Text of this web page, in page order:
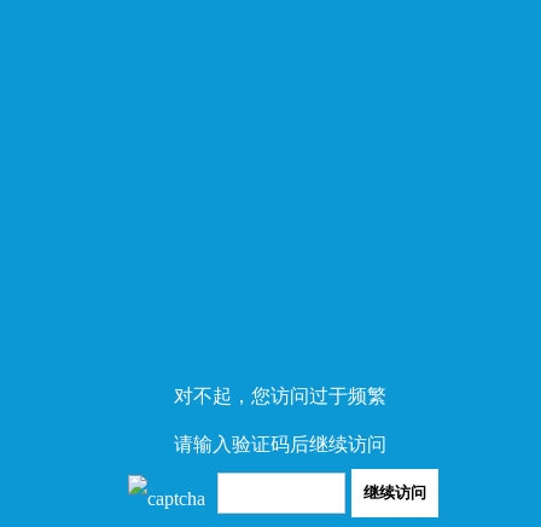
对不起，您访问过于频繁
请输入验证码后继续访问
继续访问